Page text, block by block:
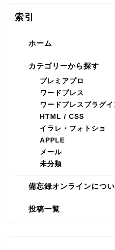
索引
ホーム
カテゴリーから探す
プレミアプロ
ワードプレス
ワードプレスプラグイ
HTML / CSS
イラレ・フォトショ
APPLE
メール
未分類
備忘録オンラインにつ
投稿一覧